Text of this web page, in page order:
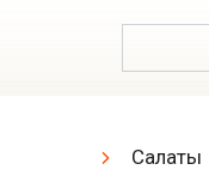
Салаты